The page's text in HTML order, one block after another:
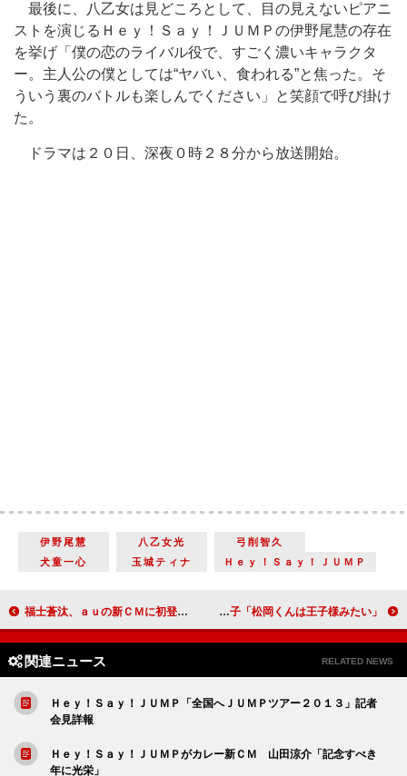
最後に、八乙女は見どころとして、目の見えないピアニ
ストを演じるＨｅｙ！Ｓａｙ！ＪＵＭＰの伊野尾慧の存在
を挙げ「僕の恋のライバル役で、すごく濃いキャラクタ
ー。主人公の僕としては“ヤバい、食われる”と焦った。そ
ういう裏のバトルも楽しんでください」と笑顔で呼び掛け
た。
ドラマは２０日、深夜０時２８分から放送開始。
伊野尾慧 八乙女光
弓削智久
犬童一心
玉城ティナ Ｈｅｙ！Ｓａｙ！ＪＵＭＰ
福士蒼汰、ａｕの新ＣＭに初登場 剛力彩芽＆哀川翔と共演 松岡充「吉行さんの最新の浮名は僕」 吉行和子「松岡くんは王子様みたい」
関連ニュース RELATED NEWS
Ｈｅｙ！Ｓａｙ！ＪＵＭＰ「全国へＪＵＭＰツアー２０１３」記者
会見詳報
Ｈｅｙ！Ｓａｙ！ＪＵＭＰがカレー新ＣＭ 山田涼介「記念すべき
年に光栄」